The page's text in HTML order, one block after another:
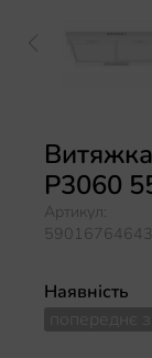
P3060
Артикул:
Наявність
попереднє